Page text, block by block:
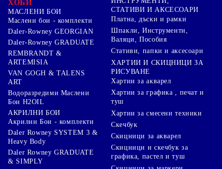
ХОБИ
МАСЛЕНИ БОИ
Маслени бои - комплекти
Daler-Rowney GEORGIAN
Daler-Rowney GRADUATE
REMBRANDT &
ARTEMISIA
VAN GOGH & TALENS
ART
Водоразредими Маслени
Бои H2OIL
АКРИЛНИ БОИ
Акрилни Бои - комплекти
Daler Rowney SYSTEM 3 &
Heavy Body
Daler Rowney GRADUATE
& SIMPLY
СТАТИВИ И АКСЕСОАРИ
Платна, дъски и рамки
Шпакли, Инструменти,
Валяци, Пособия
Стативи, папки и аксесоари
ХАРТИИ И СКИЦНИЦИ ЗА
РИСУВАНЕ
Хартии за акварел
Хартии за графика , печат и
туш
Хартии за смесени техники
Скечбук
Скицници за акварел
Скицници и скечбук за
графика, пастел и туш